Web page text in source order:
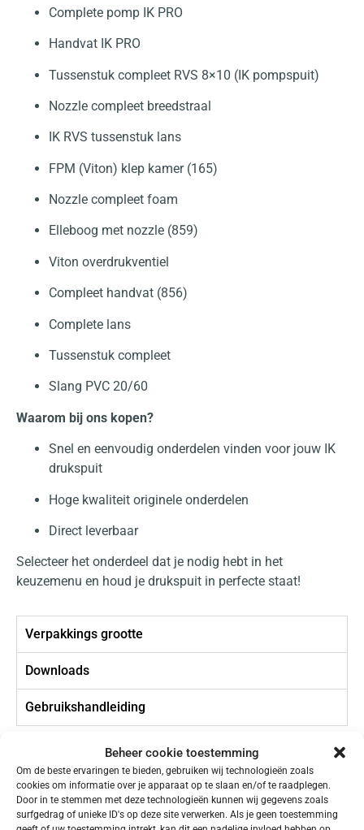
Beheer cookie toestemming
Om de beste ervaringen te bieden, gebruiken wij technologieën zoals
cookies om informatie over je apparaat op te slaan en/of te raadplegen.
Door in te stemmen met deze technologieën kunnen wij gegevens zoals
surfgedrag of unieke ID's op deze site verwerken. Als je geen toestemming
Complete pomp IK PRO
Handvat IK PRO
Tussenstuk compleet RVS 8×10 (IK pompspuit)
Nozzle compleet breedstraal
IK RVS tussenstuk lans
FPM (Viton) klep kamer (165)
Nozzle compleet foam
Elleboog met nozzle (859)
Viton overdrukventiel
Compleet handvat (856)
Complete lans
Tussenstuk compleet
Slang PVC 20/60
Waarom bij ons kopen?
Snel en eenvoudig onderdelen vinden voor jouw IK
drukspuit
Hoge kwaliteit originele onderdelen
Direct leverbaar
Selecteer het onderdeel dat je nodig hebt in het
keuzemenu en houd je drukspuit in perfecte staat!
Verpakkings grootte
Downloads
Gebruikshandleiding
GERELATEERDE
PRODUCTEN